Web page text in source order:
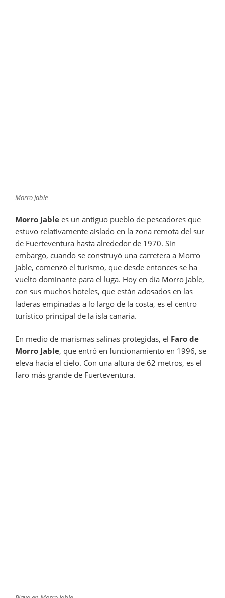
Morro Jable
Morro Jable es un antiguo pueblo de pescadores que
estuvo relativamente aislado en la zona remota del sur
de Fuerteventura hasta alrededor de 1970. Sin
embargo, cuando se construyó una carretera a Morro
Jable, comenzó el turismo, que desde entonces se ha
vuelto dominante para el luga. Hoy en día Morro Jable,
con sus muchos hoteles, que están adosados en las
laderas empinadas a lo largo de la costa, es el centro
turístico principal de la isla canaria.
En medio de marismas salinas protegidas, el Faro de
Morro Jable, que entró en funcionamiento en 1996, se
eleva hacia el cielo. Con una altura de 62 metros, es el
faro más grande de Fuerteventura.